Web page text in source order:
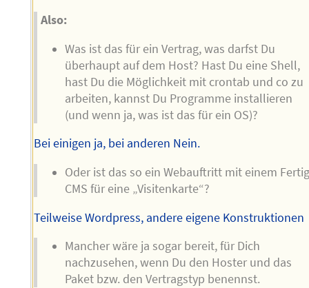
Also:
Was ist das für ein Vertrag, was darfst Du
überhaupt auf dem Host? Hast Du eine Shell,
hast Du die Möglichkeit mit crontab und co zu
arbeiten, kannst Du Programme installieren
(und wenn ja, was ist das für ein OS)?
Bei einigen ja, bei anderen Nein.
Oder ist das so ein Webauftritt mit einem
CMS für eine „Visitenkarte“?
Teilweise Wordpress, andere eigene Konstruktionen
Mancher wäre ja sogar bereit, für Dich
nachzusehen, wenn Du den Hoster und das
Paket bzw. den Vertragstyp benennst.